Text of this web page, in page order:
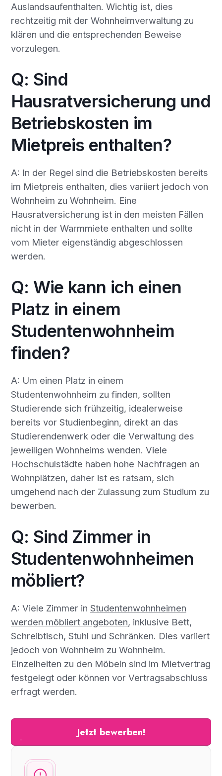
Auslandsaufenthalten. Wichtig ist, dies
rechtzeitig mit der Wohnheimverwaltung zu
klären und die entsprechenden Beweise
vorzulegen.
Q: Sind
Hausratversicherung und
Betriebskosten im
Mietpreis enthalten?
A: In der Regel sind die Betriebskosten bereits
im Mietpreis enthalten, dies variiert jedoch von
Wohnheim zu Wohnheim. Eine
Hausratversicherung ist in den meisten Fällen
nicht in der Warmmiete enthalten und sollte
vom Mieter eigenständig abgeschlossen
werden.
Q: Wie kann ich einen
Platz in einem
Studentenwohnheim
finden?
A: Um einen Platz in einem
Studentenwohnheim zu finden, sollten
Studierende sich frühzeitig, idealerweise
bereits vor Studienbeginn, direkt an das
Studierendenwerk oder die Verwaltung des
jeweiligen Wohnheims wenden. Viele
Hochschulstädte haben hohe Nachfragen an
Wohnplätzen, daher ist es ratsam, sich
umgehend nach der Zulassung zum Studium zu
bewerben.
Q: Sind Zimmer in
Studentenwohnheimen
möbliert?
A: Viele Zimmer in Studentenwohnheimen
werden möbliert angeboten, inklusive Bett,
Schreibtisch, Stuhl und Schränken. Dies variiert
jedoch von Wohnheim zu Wohnheim.
Einzelheiten zu den Möbeln sind im Mietvertrag
festgelegt oder können vor Vertragsabschluss
erfragt werden.
Jetzt bewerben!